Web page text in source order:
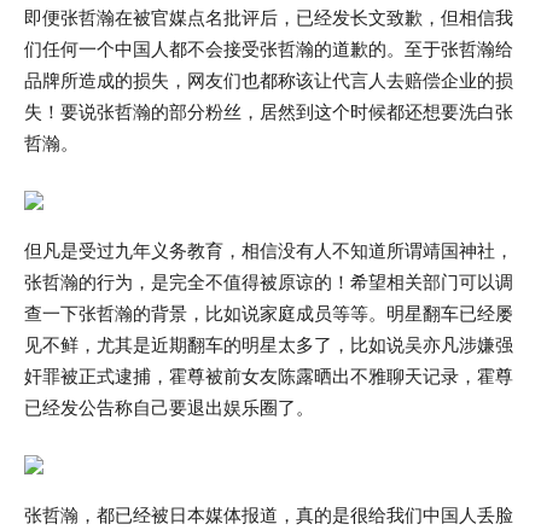
即便张哲瀚在被官媒点名批评后，已经发长文致歉，但相信我
们任何一个中国人都不会接受张哲瀚的道歉的。至于张哲瀚给
品牌所造成的损失，网友们也都称该让代言人去赔偿企业的损
失！要说张哲瀚的部分粉丝，居然到这个时候都还想要洗白张
哲瀚。
但凡是受过九年义务教育，相信没有人不知道所谓靖国神社，
张哲瀚的行为，是完全不值得被原谅的！希望相关部门可以调
查一下张哲瀚的背景，比如说家庭成员等等。明星翻车已经屡
见不鲜，尤其是近期翻车的明星太多了，比如说吴亦凡涉嫌强
奸罪被正式逮捕，霍尊被前女友陈露晒出不雅聊天记录，霍尊
已经发公告称自己要退出娱乐圈了。
张哲瀚，都已经被日本媒体报道，真的是很给我们中国人丢脸